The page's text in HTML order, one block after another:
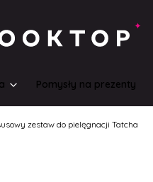
Pomysły na prezenty
zestaw do pielęgnacji Tatcha